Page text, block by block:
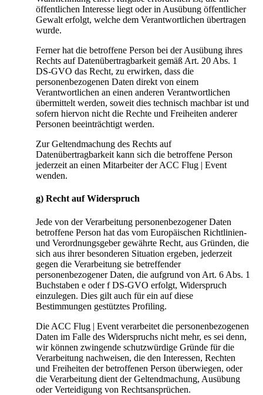
öffentlichen Interesse liegt oder in Ausübung öffentlicher
Gewalt erfolgt, welche dem Verantwortlichen übertragen
wurde.
Ferner hat die betroffene Person bei der Ausübung ihres
Rechts auf Datenübertragbarkeit gemäß Art. 20 Abs. 1
DS-GVO das Recht, zu erwirken, dass die
personenbezogenen Daten direkt von einem
Verantwortlichen an einen anderen Verantwortlichen
übermittelt werden, soweit dies technisch machbar ist und
sofern hiervon nicht die Rechte und Freiheiten anderer
Personen beeinträchtigt werden.
Zur Geltendmachung des Rechts auf
Datenübertragbarkeit kann sich die betroffene Person
jederzeit an einen Mitarbeiter der ACC Flug | Event
wenden.
g) Recht auf Widerspruch
Jede von der Verarbeitung personenbezogener Daten
betroffene Person hat das vom Europäischen Richtlinien-
und Verordnungsgeber gewährte Recht, aus Gründen, die
sich aus ihrer besonderen Situation ergeben, jederzeit
gegen die Verarbeitung sie betreffender
personenbezogener Daten, die aufgrund von Art. 6 Abs. 1
Buchstaben e oder f DS-GVO erfolgt, Widerspruch
einzulegen. Dies gilt auch für ein auf diese
Bestimmungen gestütztes Profiling.
Die ACC Flug | Event verarbeitet die personenbezogenen
Daten im Falle des Widerspruchs nicht mehr, es sei denn,
wir können zwingende schutzwürdige Gründe für die
Verarbeitung nachweisen, die den Interessen, Rechten
und Freiheiten der betroffenen Person überwiegen, oder
die Verarbeitung dient der Geltendmachung, Ausübung
oder Verteidigung von Rechtsansprüchen.